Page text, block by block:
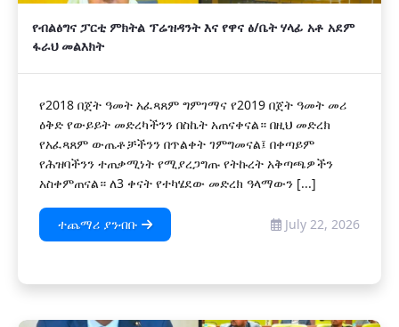
የብልፅግና ፓርቲ ምክትል ፕሬዝዳንት እና የዋና ፅ/ቤት ሃላፊ አቶ አደም
ፋራህ መልእክት
የ2018 በጀት ዓመት አፈጻጸም ግምገማና የ2019 በጀት ዓመት መሪ
ዕቅድ የውይይት መድረካችንን በስኬት አጠናቀናል። በዚህ መድረክ
የአፈጻጸም ውጤቶቻችንን በጥልቀት ገምግመናል፤ በቀጣይም
የሕዝባችንን ተጠቃሚነት የሚያረጋግጡ የትኩረት አቅጣጫዎችን
አስቀምጠናል። ለ3 ቀናት የተካሄደው መድረክ ዓላማውን [...]
ተጨማሪ ያንብቡ July 22, 2026